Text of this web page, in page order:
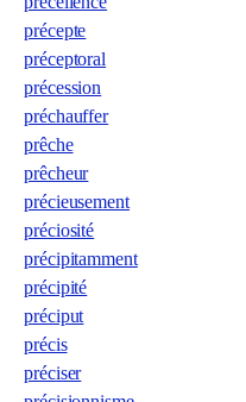
précepte
préceptoral
précession
préchauffer
prêche
prêcheur
précieusement
préciosité
précipitamment
précipité
préciput
précis
préciser